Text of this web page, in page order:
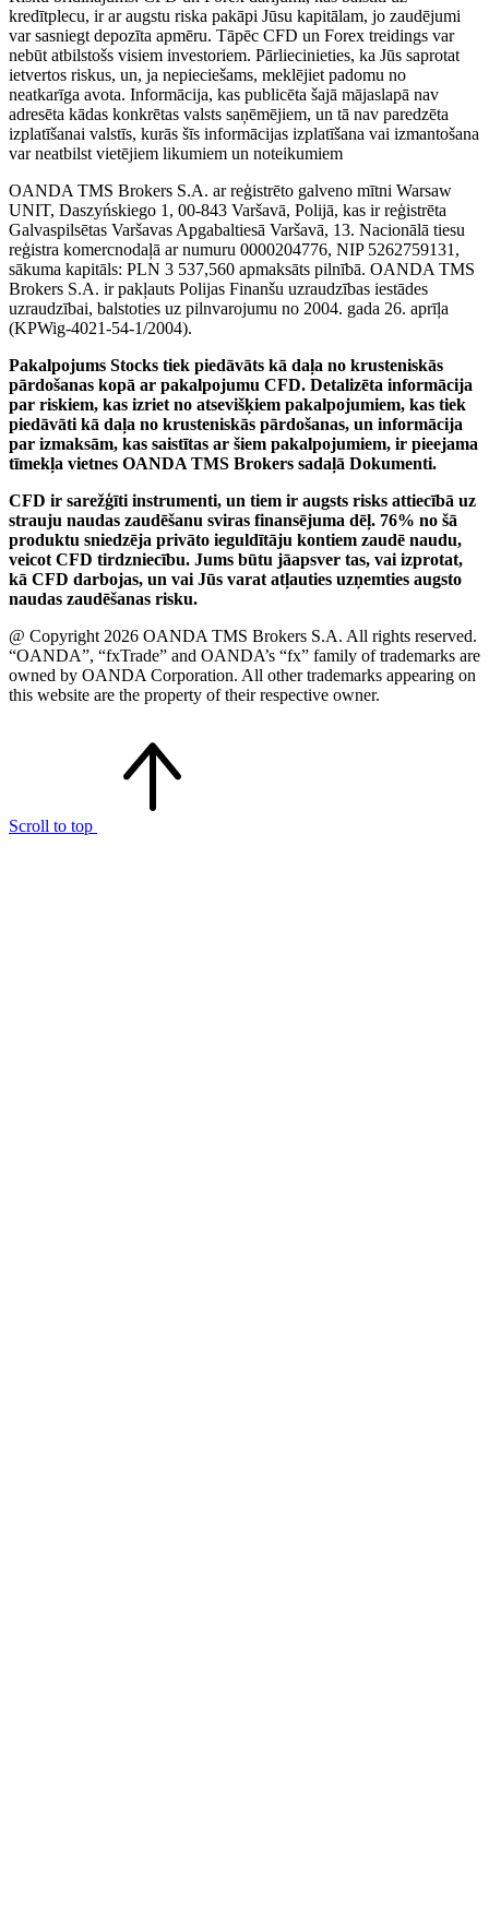
kredītplecu, ir ar augstu riska pakāpi Jūsu kapitālam, jo zaudējumi
var sasniegt depozīta apmēru. Tāpēc CFD un Forex treidings var
nebūt atbilstošs visiem investoriem. Pārliecinieties, ka Jūs saprotat
ietvertos riskus, un, ja nepieciešams, meklējiet padomu no
neatkarīga avota. Informācija, kas publicēta šajā mājaslapā nav
adresēta kādas konkrētas valsts saņēmējiem, un tā nav paredzēta
izplatīšanai valstīs, kurās šīs informācijas izplatīšana vai izmantošana
var neatbilst vietējiem likumiem un noteikumiem
OANDA TMS Brokers S.A. ar reģistrēto galveno mītni Warsaw
UNIT, Daszyńskiego 1, 00-843 Varšavā, Polijā, kas ir reģistrēta
Galvaspilsētas Varšavas Apgabaltiesā Varšavā, 13. Nacionālā tiesu
reģistra komercnodaļā ar numuru 0000204776, NIP 5262759131,
sākuma kapitāls: PLN 3 537,560 apmaksāts pilnībā. OANDA TMS
Brokers S.A. ir pakļauts Polijas Finanšu uzraudzības iestādes
uzraudzībai, balstoties uz pilnvarojumu no 2004. gada 26. aprīļa
(KPWig-4021-54-1/2004).
Pakalpojums Stocks tiek piedāvāts kā daļa no krusteniskās
pārdošanas kopā ar pakalpojumu CFD. Detalizēta informācija
par riskiem, kas izriet no atsevišķiem pakalpojumiem, kas tiek
piedāvāti kā daļa no krusteniskās pārdošanas, un informācija
par izmaksām, kas saistītas ar šiem pakalpojumiem, ir pieejama
tīmekļa vietnes OANDA TMS Brokers sadaļā Dokumenti.
CFD ir sarežģīti instrumenti, un tiem ir augsts risks attiecībā uz
strauju naudas zaudēšanu sviras finansējuma dēļ. 76% no šā
produktu sniedzēja privāto ieguldītāju kontiem zaudē naudu,
veicot CFD tirdzniecību. Jums būtu jāapsver tas, vai izprotat,
kā CFD darbojas, un vai Jūs varat atļauties uzņemties augsto
naudas zaudēšanas risku.
@ Copyright 2026 OANDA TMS Brokers S.A. All rights reserved.
“OANDA”, “fxTrade” and OANDA’s “fx” family of trademarks are
owned by OANDA Corporation. All other trademarks appearing on
this website are the property of their respective owner.
Scroll to top